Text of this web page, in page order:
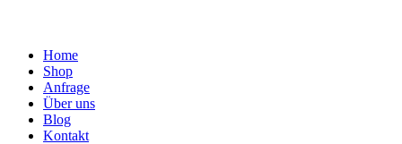
Home
Shop
Anfrage
Über uns
Blog
Kontakt